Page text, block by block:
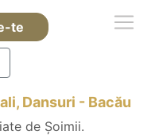
te
Dansuri - Bacău
de Șoimii.